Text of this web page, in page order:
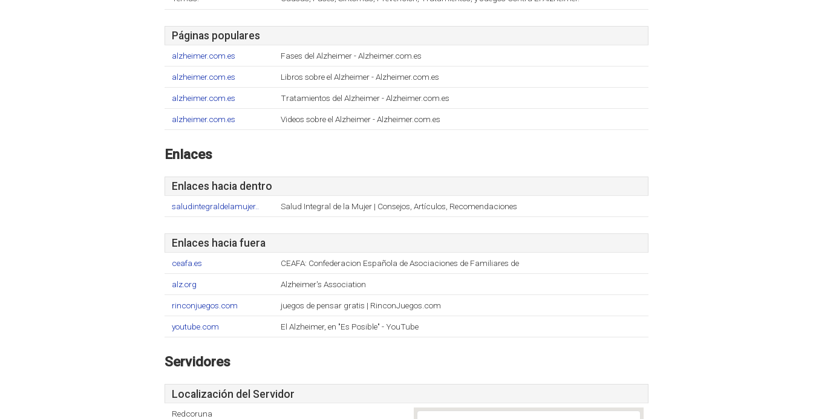
Páginas populares
alzheimer.com.es Fases del Alzheimer - Alzheimer.com.es
alzheimer.com.es Libros sobre el Alzheimer - Alzheimer.com.es
alzheimer.com.es Tratamientos del Alzheimer - Alzheimer.com.es
alzheimer.com.es Videos sobre el Alzheimer - Alzheimer.com.es
Enlaces
Enlaces hacia dentro
saludintegraldelamujer.. Salud Integral de la Mujer | Consejos, Artículos, Recomendaciones
Enlaces hacia fuera
ceafa.es CEAFA: Confederacion Española de Asociaciones de Familiares de
alz.org Alzheimer's Association
rinconjuegos.com juegos de pensar gratis | RinconJuegos.com
youtube.com El Alzheimer, en "Es Posible" - YouTube
Servidores
Localización del Servidor
Redcoruna